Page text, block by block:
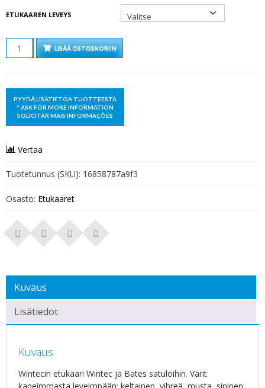
ETUKAAREN LEVEYS
LISÄÄ OSTOSKORIIN
Vertaa
Tuotetunnus (SKU): 16858787a9f3
Osasto: Etukaaret
Kuvaus
Lisätiedot
Kuvaus
Wintecin etukaari Wintec ja Bates satuloihin. Värit